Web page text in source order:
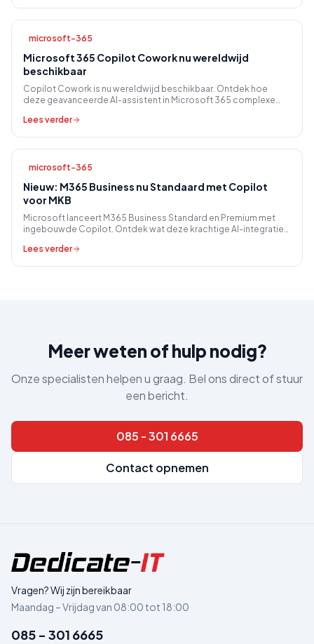
microsoft-365
Microsoft 365 Copilot Cowork nu wereldwijd
beschikbaar
Copilot Cowork is nu wereldwijd beschikbaar. Ontdek hoe
deze geavanceerde AI-assistent in Microsoft 365 complexe
Lees verder
microsoft-365
Nieuw: M365 Business nu Standaard met Copilot
voor MKB
Microsoft lanceert M365 Business Standard en Premium met
ingebouwde Copilot. Ontdek wat deze krachtige AI-integratie
Lees verder
Meer weten of hulp nodig?
Onze specialisten helpen u graag. Bel ons direct of stuur
een bericht.
085 - 301 6665
Contact opnemen
Vragen? Wij zijn bereikbaar
Maandag – Vrijdag van 08:00 tot 18:00
085 - 301 6665